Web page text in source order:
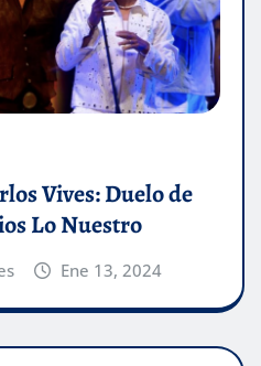
Vives: Duelo de
Lo Nuestro
Ene 13, 2024